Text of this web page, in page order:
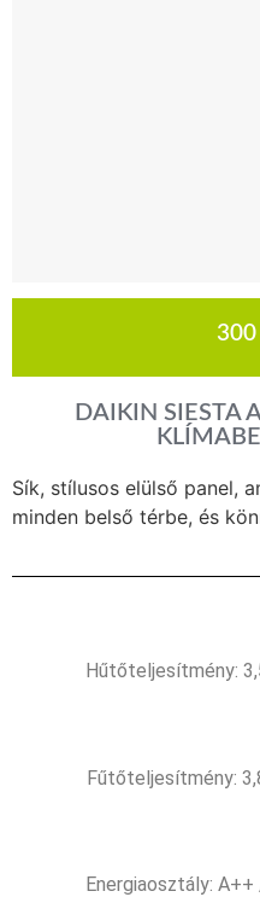
DAIKIN SIESTA
Sík, stílusos elülső panel,
minden belső térbe, és
Hűtőteljesítmény:
Fűtőteljesítmény:
Energiaosztály: A++